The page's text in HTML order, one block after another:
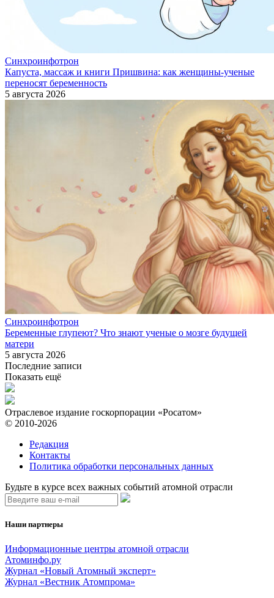
Синхроинфотрон
Капуста, массаж и книги Пришвина: как женщины-ученые
переносят беременность
5 августа 2026
Синхроинфотрон
Беременные глупеют? Что знают ученые о мозге будущей
матери
5 августа 2026
Последние записи
Показать ещё
Отраслевое издание госкорпорации «Росатом»
© 2010-2026
Редакция
Контакты
Политика обработки персональных данных
Будьте в курсе всех важных событий атомной отрасли
Наши партнеры
Информационные центры атомной отрасли
Атоминфо.ру
Журнал «Новый Атомный эксперт»
Журнал «Вестник Атомпрома»